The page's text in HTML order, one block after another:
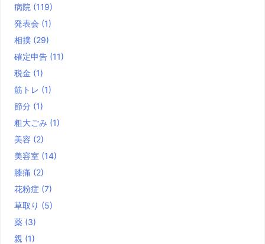
病院 (119)
発表会 (1)
相撲 (29)
確定申告 (11)
税金 (1)
筋トレ (1)
節分 (1)
粗大ごみ (1)
美容 (2)
美容室 (14)
膝痛 (2)
花粉症 (7)
草取り (5)
薬 (3)
親 (1)